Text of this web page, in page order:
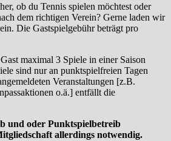
ob du Tennis spielen möchtest oder
dem richtigen Verein? Gerne laden wir
Die Gastspielgebühr beträgt pro
maximal 3 Spiele in einer Saison
sind nur an punktspielfreien Tagen
Veranstaltungen [z.B.
o.ä.] entfällt die
und oder Punktspielbetreib
allerdings notwendig.